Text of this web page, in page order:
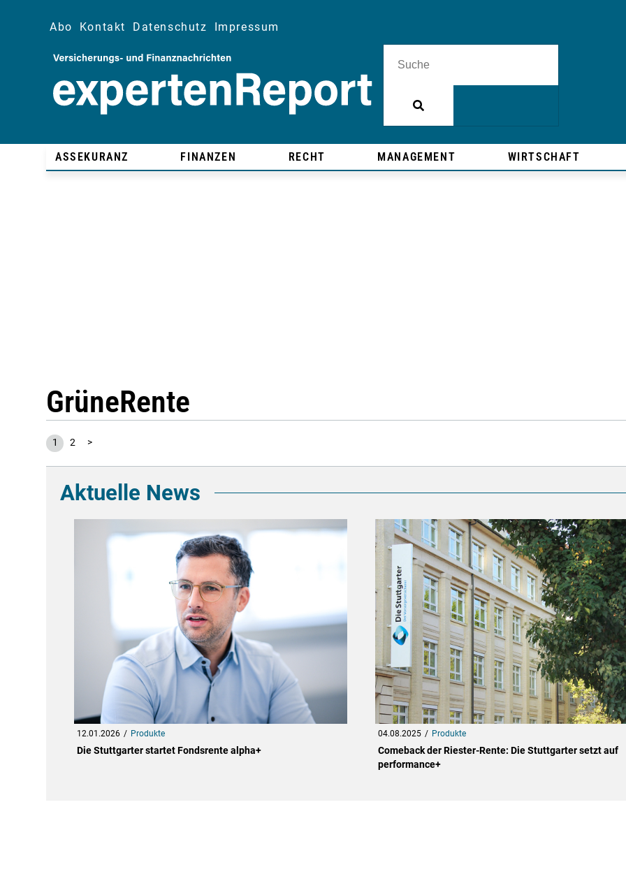
Abo Kontakt Datenschutz Impressum
ASSEKURANZ FINANZEN RECHT MANAGEMENT WIRTSCHAFT
GrüneRente
1 2 >
Aktuelle News
12.01.2026 Produkte
Die Stuttgarter startet Fondsrente alpha+
04.08.2025 Produkte
Comeback der Riester-Rente: Die Stuttgarter setzt auf
performance+